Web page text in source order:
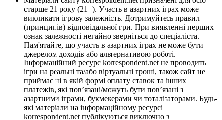
старше 21 року (21+). Участь в азартних іграх може
викликати ігрову залежність. Дотримуйтесь правил
(принципів) відповідальної гри. При виявленні перших
ознак залежності негайно зверніться до спеціаліста.
Пам'ятайте, що участь в азартних іграх не може бути
джерелом доходів або альтернативою роботі.
Інформаційний ресурс korrespondent.net не проводить
ігри на реальні та/або віртуальні гроші, також сайт не
приймає ні в якій формі оплату ставок та інших
платежів, які пов’язані/можуть бути пов’язані з
азартними іграми, букмекерами чи тоталізаторами. Будь-
які матеріали на інформаційному ресурсі
korrespondent.net публікуються виключно в